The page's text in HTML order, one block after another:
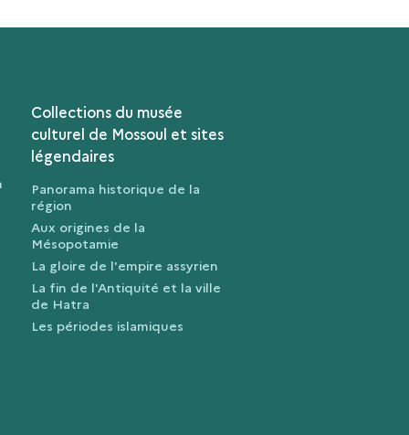
Collections du musée
culturel de Mossoul et sites
légendaires
Panorama historique de la
région
Aux origines de la
Mésopotamie
La gloire de l'empire assyrien
La fin de l'Antiquité et la ville
de Hatra
Les périodes islamiques